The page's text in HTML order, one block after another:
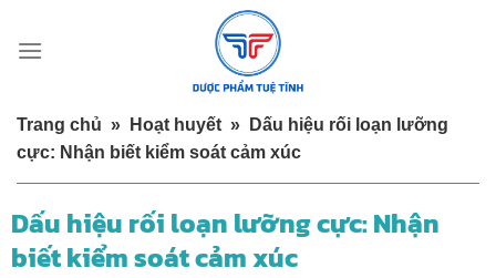
Trang chủ » Hoạt huyết »
Dấu hiệu rối loạn lưỡng
cực: Nhận biết kiểm soát cảm xúc
Dấu hiệu rối loạn lưỡng cực: Nhận
biết kiểm soát cảm xúc